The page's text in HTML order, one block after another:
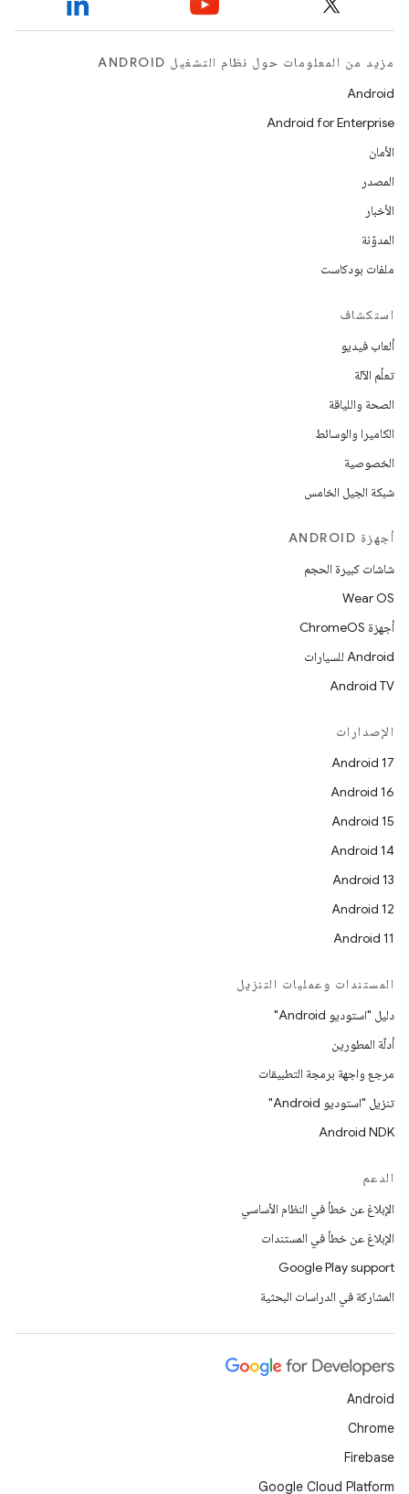
مزيد من المعلومات حول نظام التشغيل ANDROID
Android
Android for Enterprise
الأمان
المصدر
الأخبار
المدوّنة
ملفات بودكاست
استكشاف
ألعاب فيديو
تعلُم الآلة
الصحة واللياقة
الكاميرا والوسائط
الخصوصية
شبكة الجيل الخامس
أجهزة ANDROID
شاشات كبيرة الحجم
Wear OS
أجهزة ChromeOS
Android للسيارات
Android TV
الإصدارات
Android 17
Android 16
Android 15
Android 14
Android 13
Android 12
Android 11
المستندات وعمليات التنزيل
دليل "استوديو Android"
أدلّة المطورين
مرجع واجهة برمجة التطبيقات
تنزيل "استوديو Android"
Android NDK
الدعم
الإبلاغ عن خطأ في النظام الأساسي
الإبلاغ عن خطأ في المستندات
Google Play support
المشاركة في الدراسات البحثية
Android
Chrome
Firebase
Google Cloud Platform